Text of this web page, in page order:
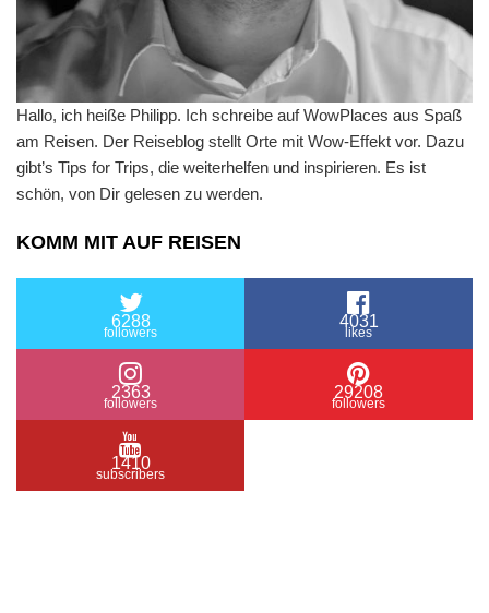
Hallo, ich heiße Philipp. Ich schreibe auf WowPlaces aus Spaß
am Reisen. Der Reiseblog stellt Orte mit Wow-Effekt vor. Dazu
gibt’s Tips for Trips, die weiterhelfen und inspirieren. Es ist
schön, von Dir gelesen zu werden.
KOMM MIT AUF REISEN
6288
followers
4031
likes
2363
followers
29208
followers
1410
subscribers